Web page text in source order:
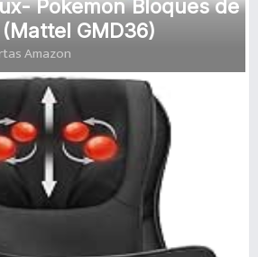
Pokemon Bloques de
GMD36)
Amazon